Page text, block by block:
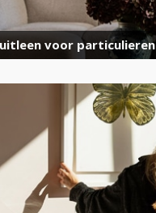
voor particulieren